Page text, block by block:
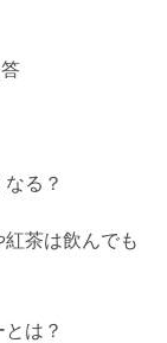
る？
茶は飲んでも
は？